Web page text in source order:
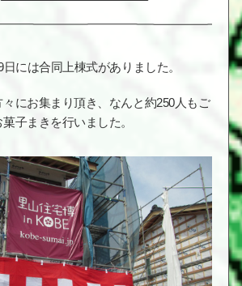
には合同上棟式がありました。
にお集まり頂き、なんと約250人もご
子まきを行いました。